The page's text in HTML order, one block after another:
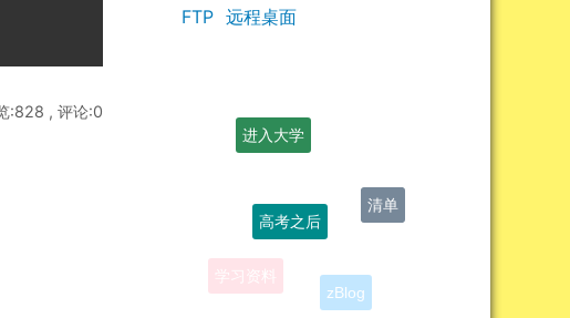
:828 , 评论:0
FTP 远程桌面
zBlog
学习资料
清单
高考之后
进入大学